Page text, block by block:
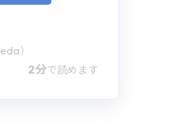
）
2分で読めます